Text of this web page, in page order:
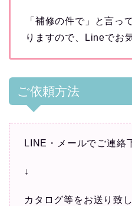
「補修の件で」と言っ
りますので、Lineでお
ご依頼方法
LINE・メールでご連絡
↓
カタログ等をお送り致し